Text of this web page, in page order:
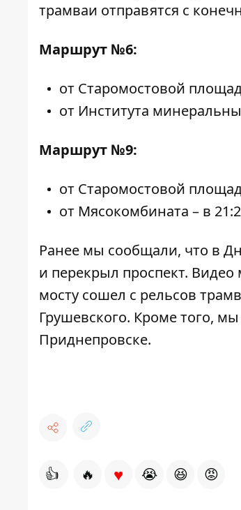
трамваи отправятся с
Маршрут №6:
от Старомостовой
от Института
Маршрут №9:
от Старомостовой
от Мясокомбината – в
Ранее мы сообщали, что в
и перекрыл проспект.
мосту сошел с рельсов
Грушевского. Кроме того,
Приднепровске.
👍 🔥 ♥ 😭 😆 😡